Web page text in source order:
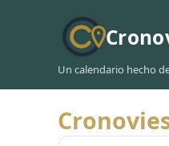
Un calendario hecho